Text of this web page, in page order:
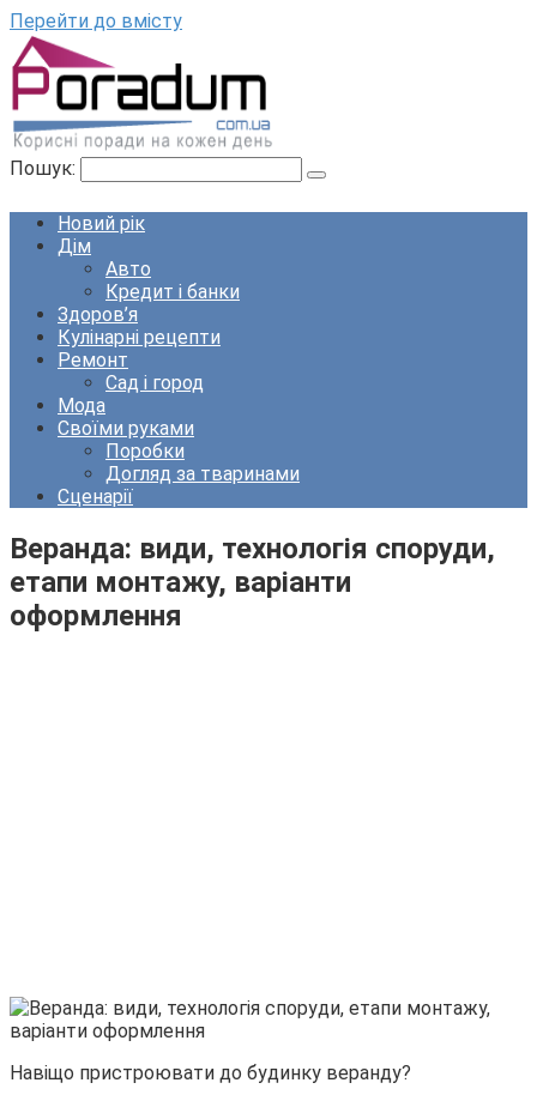
Перейти до вмісту
Пошук:
Новий рік
Дім
Авто
Кредит і банки
Здоров’я
Кулінарні рецепти
Ремонт
Сад і город
Мода
Своїми руками
Поробки
Догляд за тваринами
Сценарії
Веранда: види, технологія споруди,
етапи монтажу, варіанти
оформлення
Навіщо пристроювати до будинку веранду?